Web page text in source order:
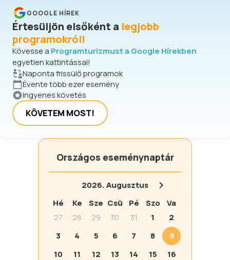
GOOGLE HÍREK
Értesüljön elsőként a legjobb
programokról!
Kövesse a Programturizmust a Google Hírekben
egyetlen kattintással!
Naponta frissülő programok
Évente több ezer esemény
Ingyenes követés
KÖVETEM MOST!
Országos eseménynaptár
2026.Augusztus
Hé
Ke Sze Csü Pé Szo
Va
27
28 29 30 31 1
2
3
4 5 6 7 8
9
10
11 12 13 14 15
16